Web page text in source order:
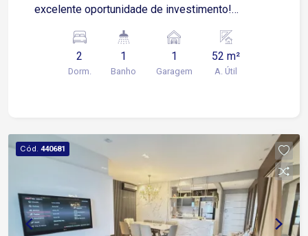
excelente oportunidade de investimento!
armário planejado completo) Sala aconchegante
com painel planejado Cozinha com armário
planejado 1 Banheiro com Box e armário
Churrasqueira Salão de festas Playground
Piscina adulto e infantil Mercadinho Portaria 24h
Segurança 24h Excelente opção para morar ou
investir com segurança e comodidade!
2
Dorm.
1
Banho
1
Garagem
52 m²
A. Útil
Cód. 440681